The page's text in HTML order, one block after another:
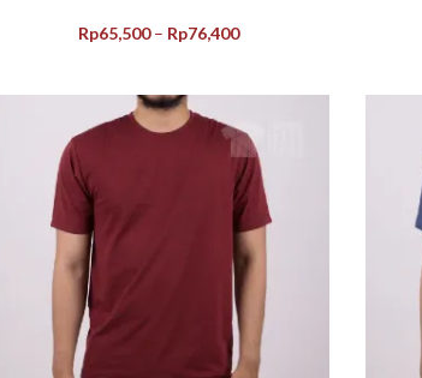
Rp65,500 – Rp76,400